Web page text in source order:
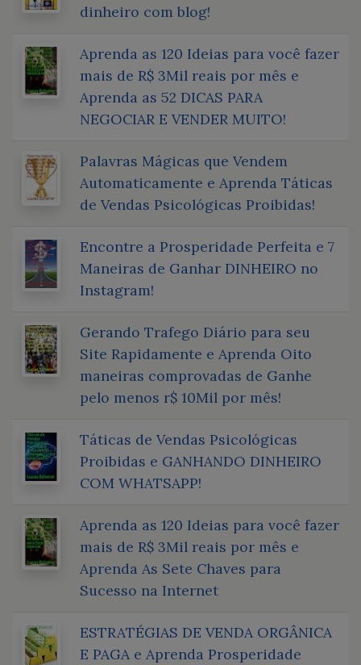
dinheiro com blog!
Aprenda as 120 Ideias para você fazer
mais de R$ 3Mil reais por mês e
Aprenda as 52 DICAS PARA
NEGOCIAR E VENDER MUITO!
Palavras Mágicas que Vendem
Automaticamente e Aprenda Táticas
de Vendas Psicológicas Proibidas!
Encontre a Prosperidade Perfeita e 7
Maneiras de Ganhar DINHEIRO no
Instagram!
Gerando Trafego Diário para seu
Site Rapidamente e Aprenda Oito
maneiras comprovadas de Ganhe
pelo menos r$ 10Mil por mês!
Táticas de Vendas Psicológicas
Proibidas e GANHANDO DINHEIRO
COM WHATSAPP!
Aprenda as 120 Ideias para você fazer
mais de R$ 3Mil reais por mês e
Aprenda As Sete Chaves para
Sucesso na Internet
ESTRATÉGIAS DE VENDA ORGÂNICA
E PAGA e Aprenda Prosperidade